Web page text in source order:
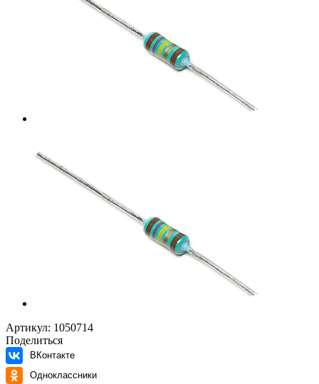
Артикул: 1050714
Поделиться
ВКонтакте
Одноклассники